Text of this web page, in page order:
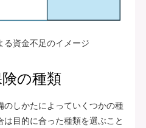
資金不足のイメージ
の種類
のしかたによっていくつかの種
目的に合った種類を選ぶこと